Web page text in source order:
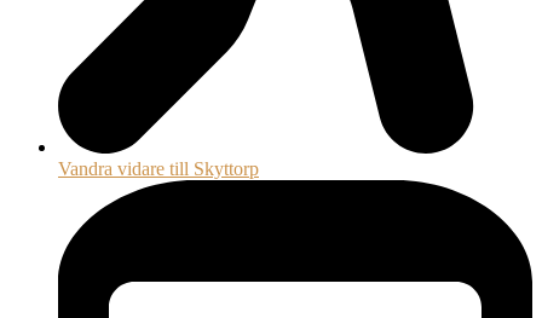
Vandra vidare till Skyttorp